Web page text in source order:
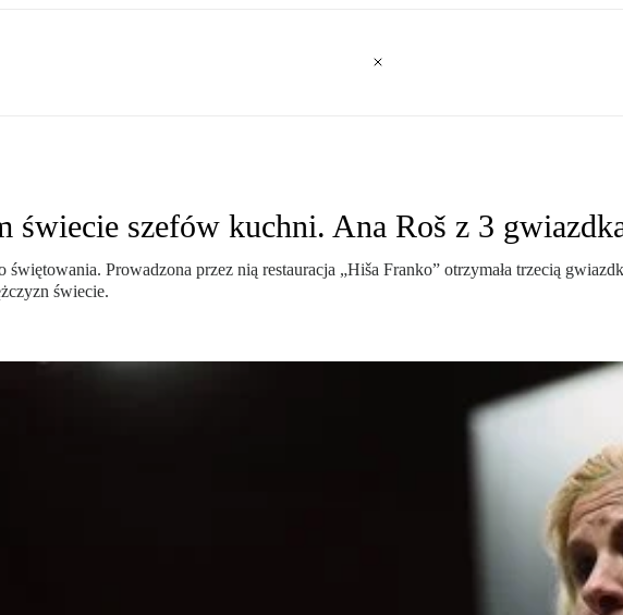
świecie szefów kuchni. Ana Roš z 3
świętowania. Prowadzona przez nią restauracja „Hiša Franko” otrzymała trzecią
świecie.